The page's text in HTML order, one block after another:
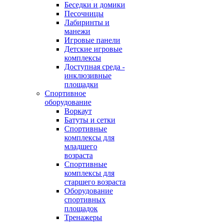
Беседки и домики
Песочницы
Лабиринты и
манежи
Игровые панели
Детские игровые
комплексы
Доступная среда -
инклюзивные
площадки
Спортивное
оборудование
Воркаут
Батуты и сетки
Спортивные
комплексы для
младшего
возраста
Спортивные
комплексы для
старшего возраста
Оборудование
спортивных
площадок
Тренажеры